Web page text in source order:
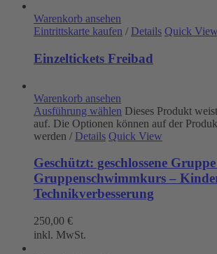
Warenkorb ansehen
Eintrittskarte kaufen / Details Quick View
Einzeltickets Freibad
Warenkorb ansehen
Ausführung wählen Dieses Produkt
auf. Die Optionen können auf der
werden / Details Quick View
Geschützt: geschlossene
Gruppenschwimmkurs –
Technikverbesserung
250,00 €
inkl. MwSt.